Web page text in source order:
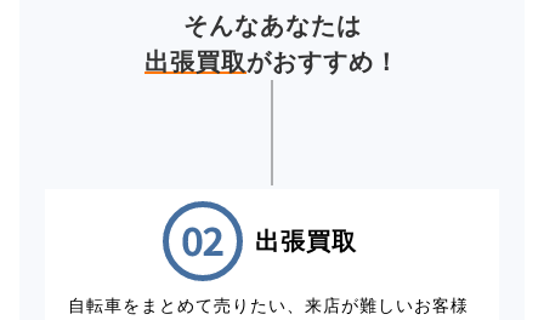
そんなあなたは
出張買取がおすすめ！
出張買取
自転車をまとめて売りたい、来店が難しいお客様